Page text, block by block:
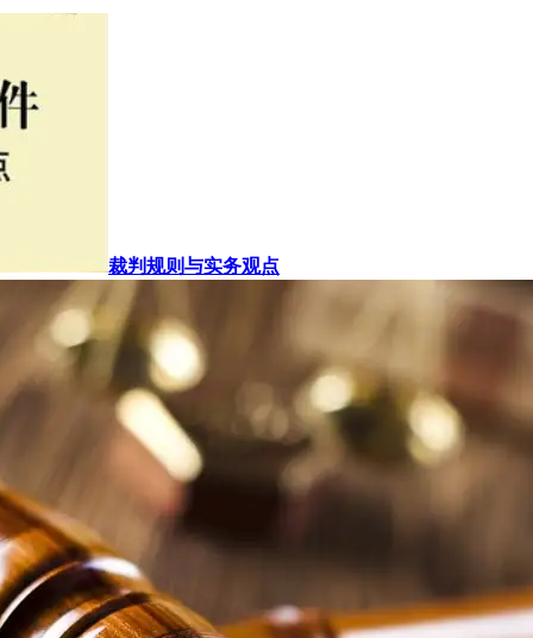
裁判规则与实务观点